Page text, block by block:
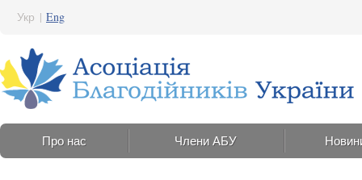
Укр | Eng
Про нас Члени АБУ